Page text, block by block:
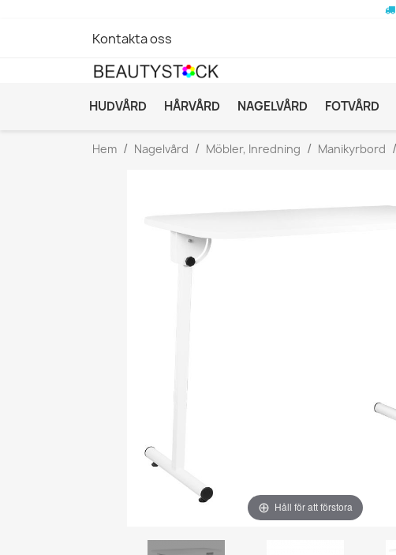
Kontakta oss
HUDVÅRD HÅRVÅRD NAGELVÅRD FOTVÅRD
Hem Nagelvård Möbler, Inredning Manikyrbord
Håll för att förstora